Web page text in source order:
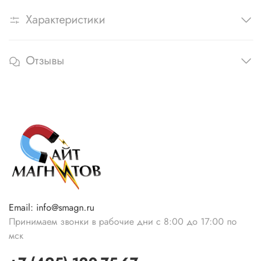
Характеристики
Отзывы
Email: info@smagn.ru
Принимаем звонки в рабочие дни с 8:00 до 17:00 по
мск